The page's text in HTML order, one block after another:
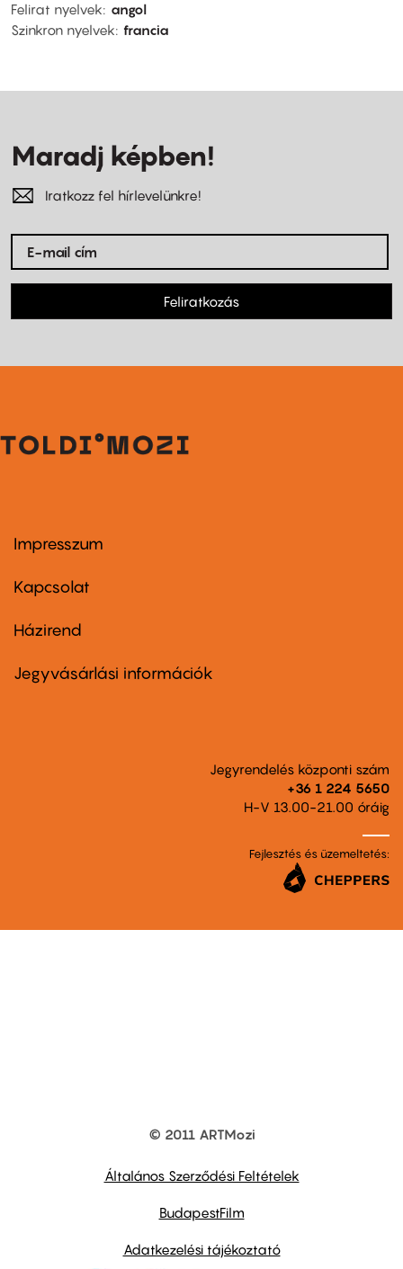
Felirat nyelvek
angol
Szinkron nyelvek francia
Maradj képben!
Iratkozz fel hírlevelünkre!
Feliratkozás
Footer
first
Impresszum
Kapcsolat
Footer
second
Házirend
Jegyvásárlási információk
Jegyrendelés központi szám
+36 1 224 5650
H-V 13.00-21.00 óráig
Fejlesztés és üzemeltetés:
© 2011 ARTMozi
Általános Szerződési Feltételek
BudapestFilm
Adatkezelési tájékoztató